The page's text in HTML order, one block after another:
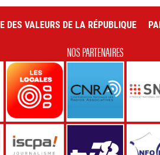
DES VALEURS DE LA RÉPUBLIQUE
NOS PARTENAIRES